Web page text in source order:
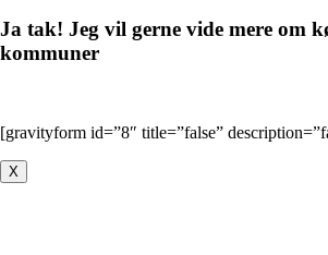
Ja tak! Jeg vil gerne vide mere om
kommuner
[gravityform id=”8″ title=”false”
X